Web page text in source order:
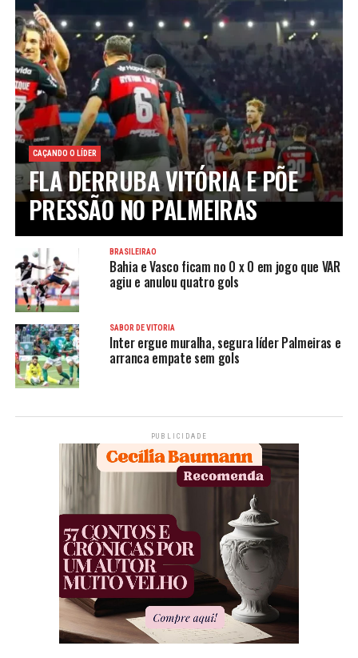
CAÇANDO O LÍDER
FLA DERRUBA VITÓRIA E PÕE
PRESSÃO NO PALMEIRAS
BRASILEIRÃO
Bahia e Vasco ficam no 0 x 0 em jogo que VAR
agiu e anulou quatro gols
SABOR DE VITÓRIA
Inter ergue muralha, segura líder Palmeiras e
arranca empate sem gols
PUBLICIDADE